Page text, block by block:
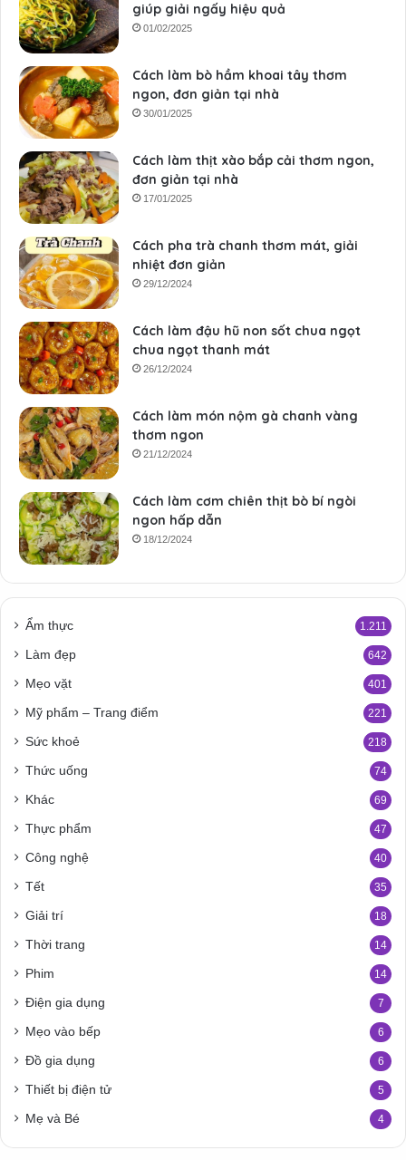
giúp giải ngấy hiệu quả
01/02/2025
Cách làm bò hầm khoai tây thơm
ngon, đơn giản tại nhà
30/01/2025
Cách làm thịt xào bắp cải thơm ngon,
đơn giản tại nhà
17/01/2025
Cách pha trà chanh thơm mát, giải
nhiệt đơn giản
29/12/2024
Cách làm đậu hũ non sốt chua ngọt
chua ngọt thanh mát
26/12/2024
Cách làm món nộm gà chanh vàng
thơm ngon
21/12/2024
Cách làm cơm chiên thịt bò bí ngòi
ngon hấp dẫn
18/12/2024
Ẩm thực 1.211
Làm đẹp 642
Mẹo vặt 401
Mỹ phẩm – Trang điểm 221
Sức khoẻ 218
Thức uống 74
Khác 69
Thực phẩm 47
Công nghệ 40
Tết 35
Giải trí 18
Thời trang 14
Phim 14
Điện gia dụng 7
Mẹo vào bếp 6
Đồ gia dụng 6
Thiết bị điện tử 5
Mẹ và Bé 4